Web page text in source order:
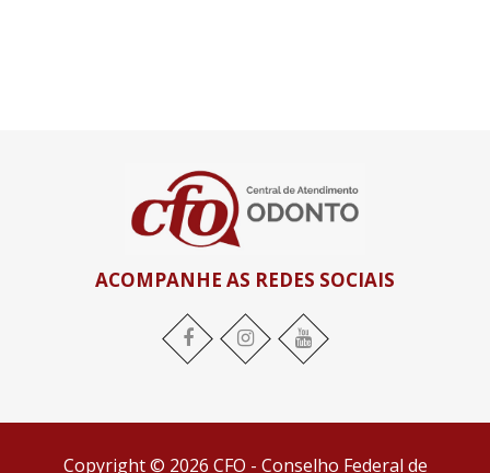
ACOMPANHE AS REDES SOCIAIS
Facebook Instagram YouTube
Copyright © 2026 CFO - Conselho Federal de